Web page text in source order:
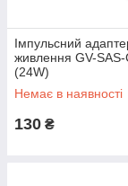
блоки є
складі
заявки
Імпульсний
живлення GV-SAS-
(24W)
Немає в наявності
130 ₴